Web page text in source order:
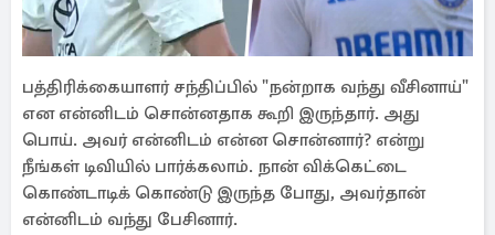
பத்திரிக்கையாளர் சந்திப்பில் "நன்றாக வந்து வீசினாய்"
என என்னிடம் சொன்னதாக கூறி இருந்தார். அது
பொய். அவர் என்னிடம் என்ன சொன்னார்? என்று
நீங்கள் டிவியில் பார்க்கலாம். நான் விக்கெட்டை
கொண்டாடிக் கொண்டு இருந்த போது, அவர்தான்
என்னிடம் வந்து பேசினார்.